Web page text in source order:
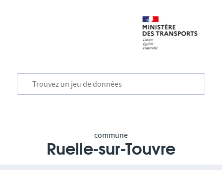
commune
Ruelle-sur-Touvre